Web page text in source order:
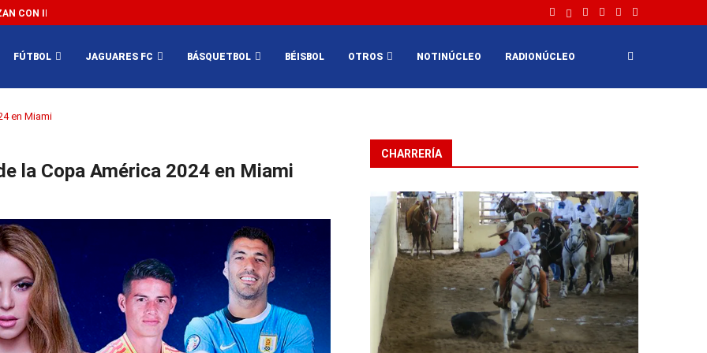
CON IMPEDIR EL MÉXICO VS SUDÁFRICA...
FÚTBOL JAGUARES FC BÁSQUETBOL BÉISBOL OTROS NOTINÚCLEO RADIONÚCLEO
en Miami
la Copa América 2024 en Miami
CHARRERÍA